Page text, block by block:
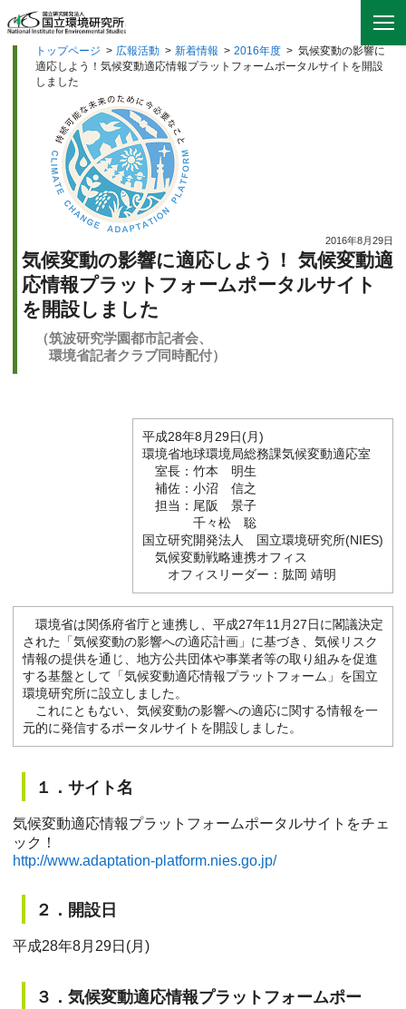
トップページ > 広報活動 > 新着情報 > 2016年度 > 気候変動の影響に
適応しよう！気候変動適応情報プラットフォームポータルサイトを開設
しました
2016年8月29日
気候変動の影響に適応しよう！ 気候変動適
応情報プラットフォームポータルサイト
を開設しました
（筑波研究学園都市記者会、
環境省記者クラブ同時配付）
平成28年8月29日(月)
環境省地球環境局総務課気候変動適応室
室長：竹本 明生
補佐：小沼 信之
担当：尾阪 景子
千々松 聡
国立研究開発法人 国立環境研究所(NIES)
気候変動戦略連携オフィス
オフィスリーダー：肱岡 靖明
環境省は関係府省庁と連携し、平成27年11月27日に閣議決定
された「気候変動の影響への適応計画」に基づき、気候リスク
情報の提供を通じ、地方公共団体や事業者等の取り組みを促進
する基盤として「気候変動適応情報プラットフォーム」を国立
環境研究所に設立しました。
これにともない、気候変動の影響への適応に関する情報を一
元的に発信するポータルサイトを開設しました。
１．サイト名
気候変動適応情報プラットフォームポータルサイトをチェ
ック！
http://www.adaptation-platform.nies.go.jp/
２．開設日
平成28年8月29日(月)
３．気候変動適応情報プラットフォームポー